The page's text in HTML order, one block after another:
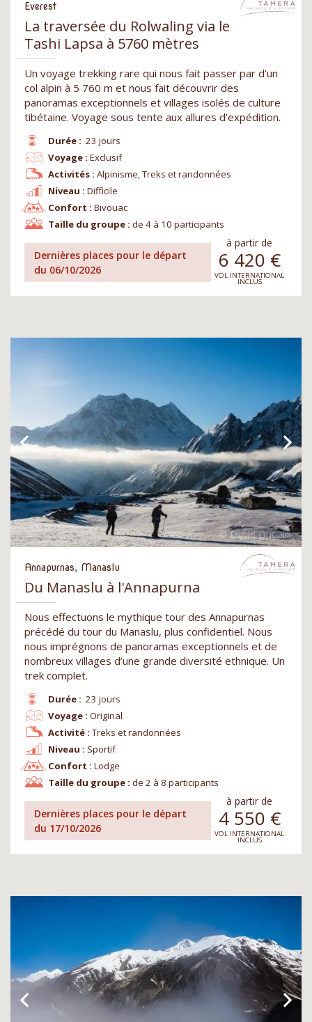
Everest
La traversée du Rolwaling via le
Tashi Lapsa à 5760 mètres
Un voyage trekking rare qui nous fait passer par d’un
col alpin à 5 760 m et nous fait découvrir des
panoramas exceptionnels et villages isolés de culture
tibétaine. Voyage sous tente aux allures d’expédition.
Durée : 23 jours
Niveau : Difficile
Voyage : Exclusif
Confort : Bivouac
Activités : Alpinisme, Treks et randonnées
Taille du groupe : de 4 à 10 participants
Dernières places pour le départ
du 06/10/2026
à partir de
6 420 €
VOL INTERNATIONAL
INCLUS
Annapurnas, Manaslu
Du Manaslu à l'Annapurna
Nous effectuons le mythique tour des Annapurnas
précédé du tour du Manaslu, plus confidentiel. Nous
nous imprégnons de panoramas exceptionnels et de
nombreux villages d’une grande diversité ethnique. Un
trek complet.
Durée : 23 jours
Niveau : Sportif
Voyage : Original
Confort : Lodge
Activité : Treks et randonnées
Taille du groupe : de 2 à 8 participants
Dernières places pour le départ
du 17/10/2026
à partir de
4 550 €
VOL INTERNATIONAL
INCLUS